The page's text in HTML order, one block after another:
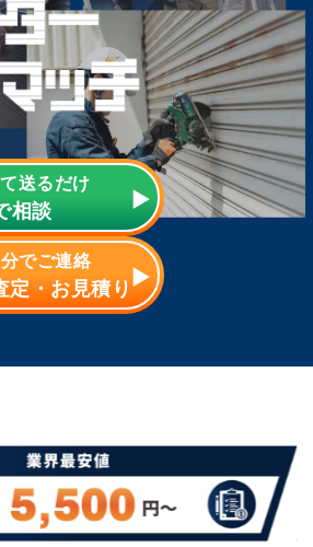
送るだけ
相談
でご連絡
定・お見積り